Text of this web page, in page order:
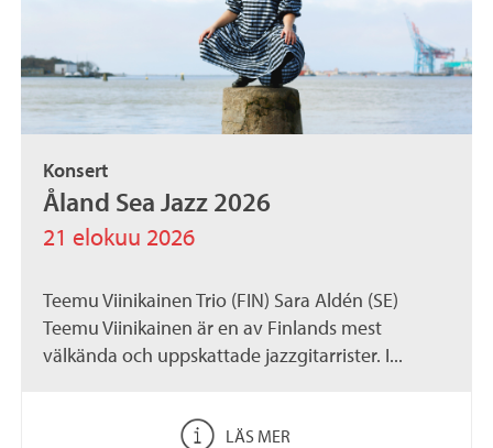
Konsert
Åland Sea Jazz 2026
21 elokuu 2026
Teemu Viinikainen Trio (FIN) Sara Aldén (SE)
Teemu Viinikainen är en av Finlands mest
välkända och uppskattade jazzgitarrister. I...
LÄS MER